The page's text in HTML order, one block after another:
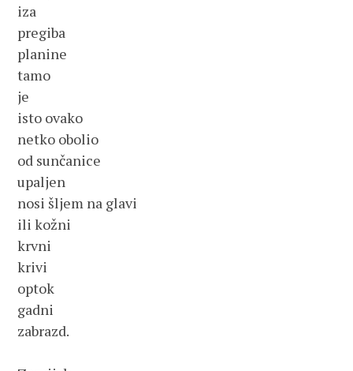
iza
pregiba
planine
tamo
je
isto ovako
netko obolio
od sunčanice
upaljen
nosi šljem na glavi
ili kožni
krvni
krivi
optok
gadni
zabrazd.